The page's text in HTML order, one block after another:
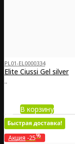
PL01-EL0000334
Elite Ciussi Gel silver
..
В корзину
Акция -25%